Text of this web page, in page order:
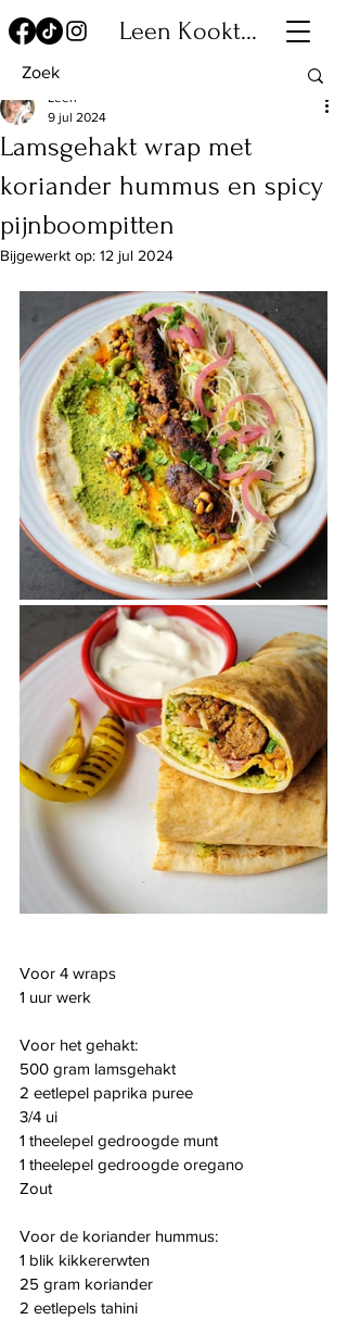
Leen Kookt...
Lamsgehakt wrap met
koriander hummus en spicy
pijnboompitten
Leen
9 jul 2024
Bijgewerkt op: 12 jul 2024
Voor 4 wraps
1 uur werk
Voor het gehakt:
500 gram lamsgehakt
2 eetlepel paprika puree
3/4 ui
1 theelepel gedroogde munt
1 theelepel gedroogde oregano
Zout
Voor de koriander hummus:
1 blik kikkererwten
25 gram koriander
2 eetlepels tahini